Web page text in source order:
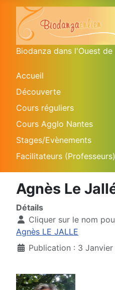
Biodanza dans l'Ouest de
Accueil
Découverte
Cours réguliers
Cours Agglo Nantes
Stages/Evènements
Facilitateurs (Professeurs)
Agnès Le
Détails
Cliquer sur le nom
Agnès LE JALLE
Publication : 3 Janvier